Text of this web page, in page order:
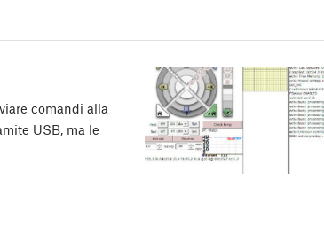
comandi alla
USB, ma le